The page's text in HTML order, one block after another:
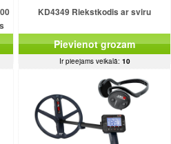
KD4349 Riekstkodis ar sviru
Pievienot grozam
Ir pieejams veikalā: 10